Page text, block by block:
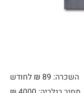
השכרה: 89 ₪ לחודש